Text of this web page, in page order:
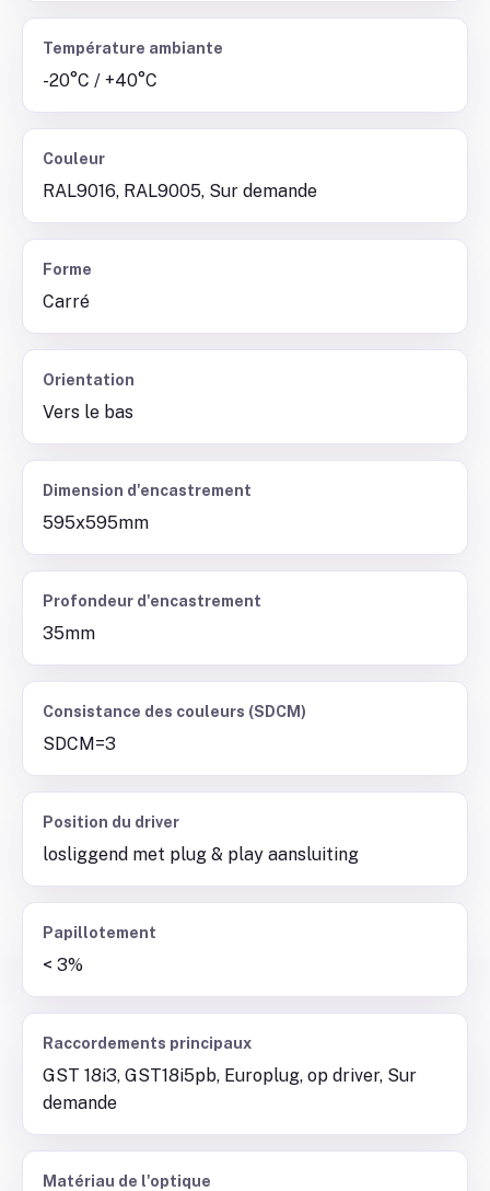
Température ambiante
-20°C / +40°C
Couleur
RAL9016, RAL9005, Sur demande
Forme
Carré
Orientation
Vers le bas
Dimension d'encastrement
595x595mm
Profondeur d'encastrement
35mm
Consistance des couleurs (SDCM)
SDCM=3
Position du driver
losliggend met plug & play aansluiting
Papillotement
< 3%
Raccordements principaux
GST 18i3, GST18i5pb, Europlug, op driver, Sur
demande
Matériau de l'optique